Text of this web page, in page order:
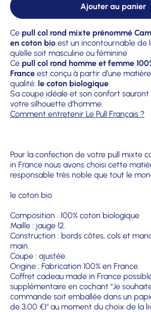
Ajouter au panier
Ce pull col rond mixte prénommé
en coton bio est un incontournable de
qu’elle soit masculine ou féminine
Ce pull col rond homme et femme
France est conçu à partir d’une
qualité: le coton biologique
Sa coupe idéale et son confort
votre silhouette d’homme.
Comment entretenir Le Pull Français ?
Pour la confection de votre pull mixte
in France nous avons choisi cette
responsable très noble que tout le
le coton bio
Composition : 100% coton biologique
Maille : jauge 12.
Construction : bords côtes, cols et
main.
Coupe : ajustée.
Origine : Fabrication 100% en France.
Coffret cadeau made in France
supplémentaire en cochant "Je
commande soit emballée dans un
de 3,00 €)" au moment du choix de la